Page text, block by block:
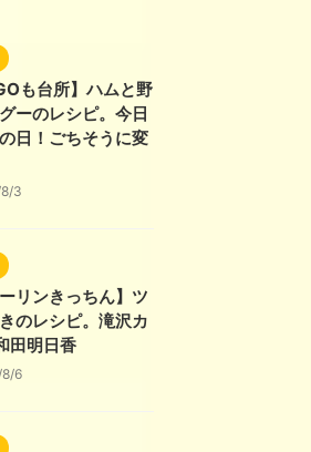
も台所】ハムと野
ーのレシピ。今日
日！ごちそうに変
3
ーリンきっちん】ツ
のレシピ。滝沢カ
田明日香
6